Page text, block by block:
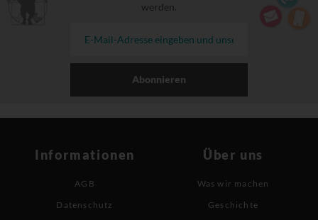
werden.
Abonnieren
Informationen
AGB
Datenschutz
Über uns
Was wir machen
Geschichte